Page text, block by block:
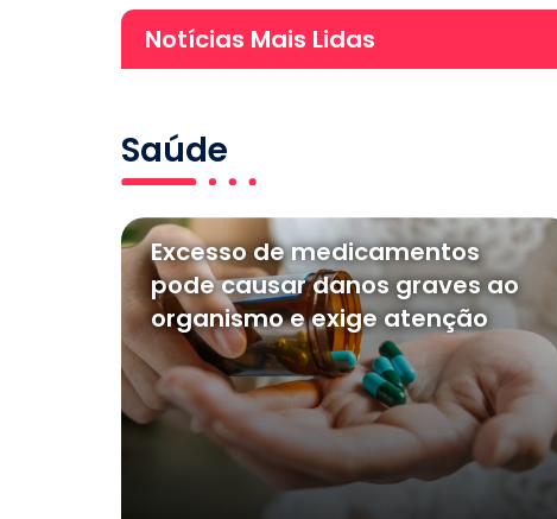
Notícias Mais Lidas
Saúde
Excesso de medicamentos
pode causar danos graves ao
organismo e exige atenção